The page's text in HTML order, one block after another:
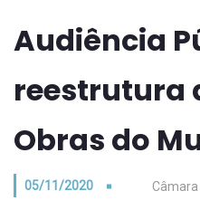
Audiência
reestrutura
Obras do
05/11/2020